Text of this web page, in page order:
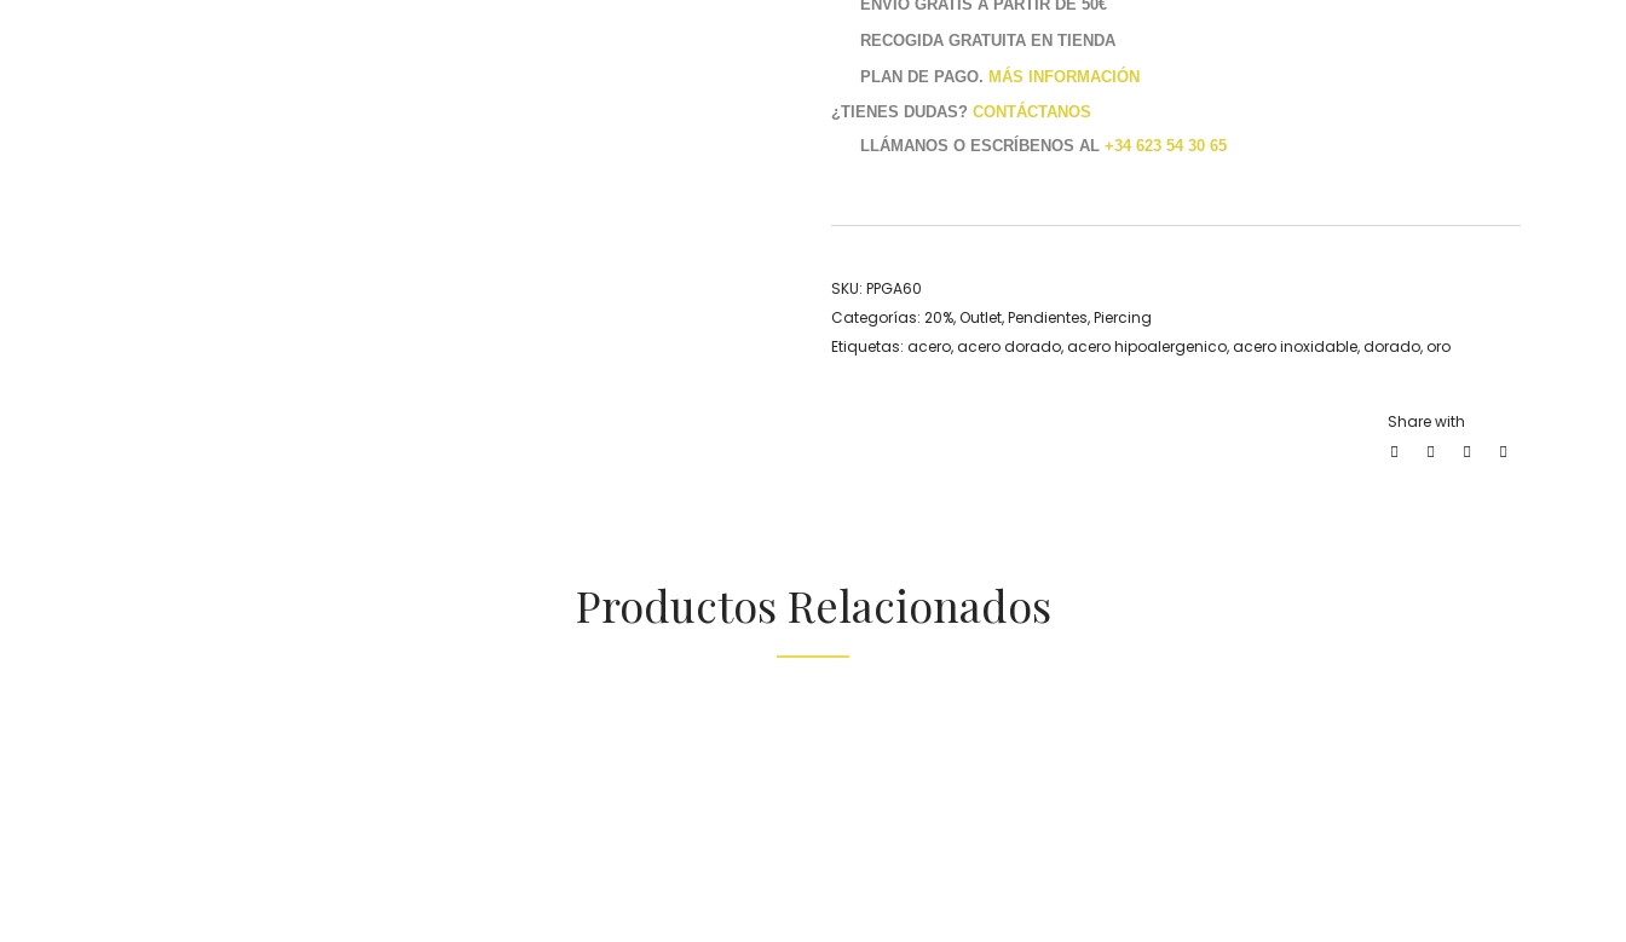
ENVÍO GRATIS A PARTIR DE 50€
RECOGIDA GRATUITA EN TIENDA
PLAN DE PAGO. MÁS INFORMACIÓN
¿TIENES DUDAS? CONTÁCTANOS
LLÁMANOS O ESCRÍBENOS AL +34 623 54 30 65
SKU: PPGA60
Categorías: 20%,Outlet,Pendientes,Piercing
Etiquetas: acero,acero dorado,acero hipoalergenico,acero inoxidable,dorado,oro
Share with
Productos Relacionados